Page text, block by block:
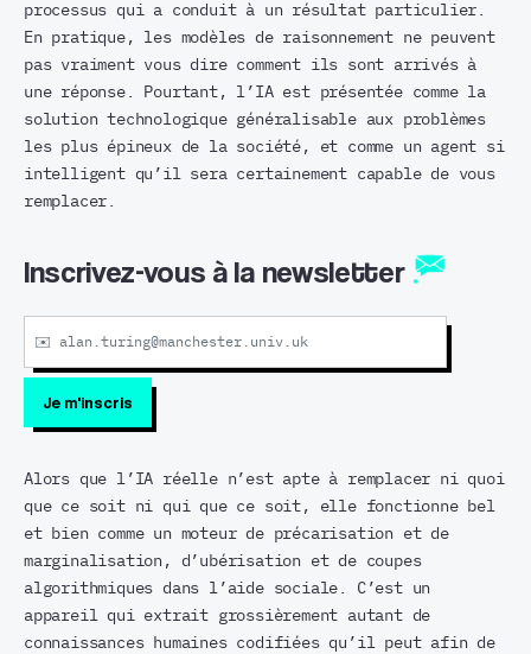
processus qui a conduit à un résultat particulier.
En pratique, les modèles de raisonnement ne peuvent
pas vraiment vous dire comment ils sont arrivés à
une réponse. Pourtant, l’IA est présentée comme la
solution technologique généralisable aux problèmes
les plus épineux de la société, et comme un agent si
intelligent qu’il sera certainement capable de vous
remplacer.
Inscrivez-vous à la newsletter
Alors que l’IA réelle n’est apte à remplacer ni quoi
que ce soit ni qui que ce soit, elle fonctionne bel
et bien comme un moteur de précarisation et de
marginalisation, d’ubérisation et de coupes
algorithmiques dans l’aide sociale. C’est un
appareil qui extrait grossièrement autant de
connaissances humaines codifiées qu’il peut afin de